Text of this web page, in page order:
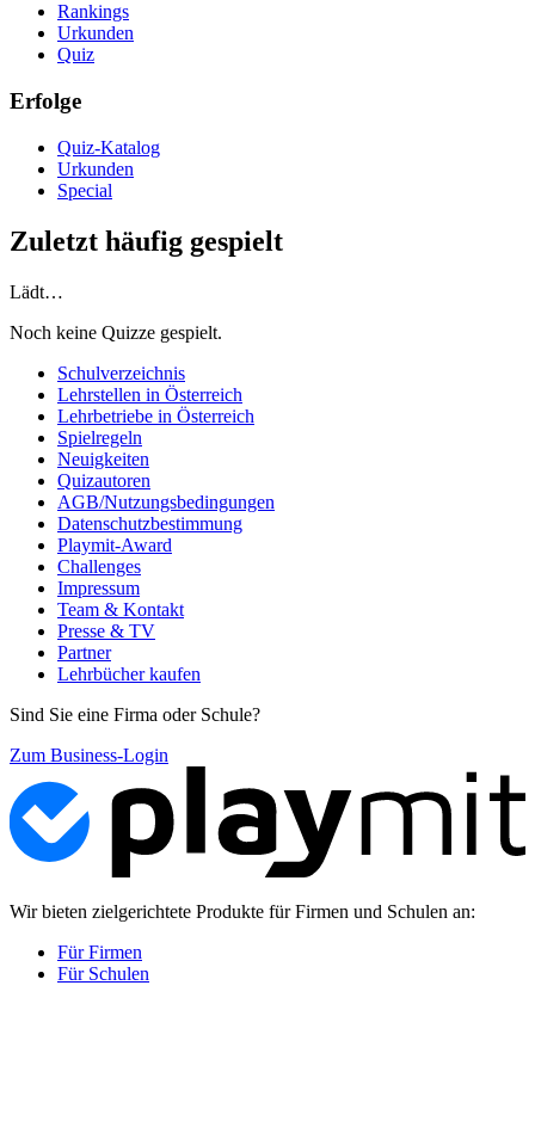
Rankings
Urkunden
Quiz
Erfolge
Quiz-Katalog
Urkunden
Special
Zuletzt häufig gespielt
Lädt…
Noch keine Quizze gespielt.
Schulverzeichnis
Lehrstellen in Österreich
Lehrbetriebe in Österreich
Spielregeln
Neuigkeiten
Quizautoren
AGB/Nutzungsbedingungen
Datenschutzbestimmung
Playmit-Award
Challenges
Impressum
Team & Kontakt
Presse & TV
Partner
Lehrbücher kaufen
Sind Sie eine Firma oder Schule?
Zum Business-Login
Wir bieten zielgerichtete Produkte für Firmen und Schulen an:
Für Firmen
Für Schulen